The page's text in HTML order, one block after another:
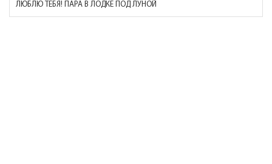
ЛЮБЛЮ ТЕБЯ! ПАРА В ЛОДКЕ ПОД ЛУНОЙ